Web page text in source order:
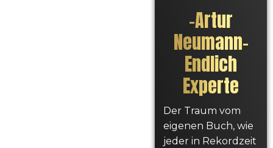
–Artur
Neumann–
Endlich
Experte
Der Traum vom
eigenen Buch, wie
jeder in Rekordzeit